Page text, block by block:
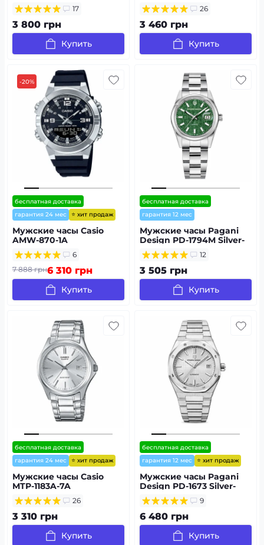
17
3 800 грн
Купить
26
3 460 грн
Купить
-20%
бесплатная доставка
гарантия 24 мес
⭐ хит продаж
Мужские часы Casio
AMW-870-1A
6
7 888 грн6 310 грн
Купить
бесплатная доставка
гарантия 12 мес
Мужские часы Pagani
Design PD-1794M Silver-
Green
12
3 505 грн
Купить
бесплатная доставка
гарантия 24 мес
⭐ хит продаж
Мужские часы Casio
MTP-1183A-7A
26
3 310 грн
Купить
бесплатная доставка
гарантия 12 мес
⭐ хит продаж
Мужские часы Pagani
Design PD-1673 Silver-
Silver
9
6 480 грн
Купить